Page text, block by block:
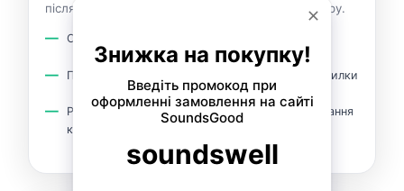
після підтвердження наявності та вартості товару.
Оплата в будь-якому банку України
ПІБ платника має збігатися з одержувачем посилки
Рекомендуємо здійснити оплату в день отримання
квитанції